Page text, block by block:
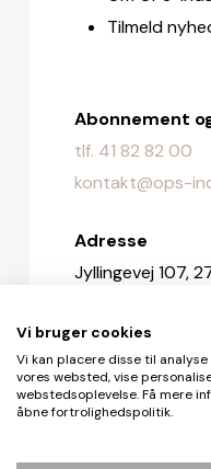
Tilmeld
Abonnement
tlf. 41 82 82 00
kontakt@ops-
Adresse
Jyllingevej 107,
Redaktionen
Vi bruger cookies
Vi kan placere disse til
vores websted, vise
webstedsoplevelse. Få mere
åbne fortrolighedspolitik.